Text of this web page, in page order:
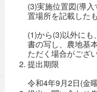
(3)実施位置図(導
置場所を記載した
(1)から(3)以外に
書の写し、農地基
ただく場合がござい
提出期限
令和4年9月2日(金